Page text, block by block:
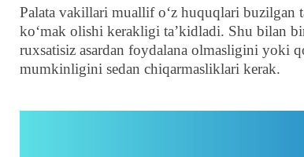
Palata vakillari muallif o‘z huquqlari
ko‘mak olishi kerakligi ta’kidladi. Shu bilan
ruxsatisiz asardan foydalana olmasligini yoki
mumkinligini sedan chiqarmasliklari kerak.